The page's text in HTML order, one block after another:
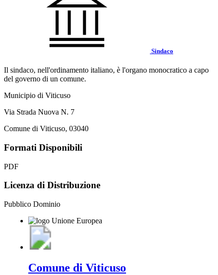
Sindaco
Il sindaco, nell'ordinamento italiano, è l'organo monocratico a capo
del governo di un comune.
Municipio di Viticuso
Via Strada Nuova N. 7
Comune di Viticuso, 03040
Formati Disponibili
PDF
Licenza di Distribuzione
Pubblico Dominio
Comune di Viticuso